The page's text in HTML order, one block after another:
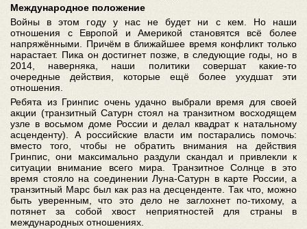
Международное положение
Войны в этом году у нас не будет ни с кем. Но наши
отношения с Европой и Америкой становятся всё более
напряжёнными. Причём в ближайшее время конфликт только
нарастает. Пика он достигнет позже, в следующие годы, но в
2014, наверняка, наши политики совершат какие-то
очередные действия, которые ещё более ухудшат эти
отношения.
Ребята из Гринпис очень удачно выбрали время для своей
акции (транзитный Сатурн стоял на транзитном восходящем
узле в восьмом доме России и делал квадрат к натальному
асценденту). А российские власти им постарались помочь:
вместо того, чтобы не обратить внимания на действия
Гринпис, они максимально раздули скандал и привлекли к
ситуации внимание всего мира. Транзитное Солнце в это
время стояло на соединении Луна-Сатурн в карте России, а
транзитный Марс был как раз на десценденте. Так что, можно
быть уверенным, что это дело не заглохнет по-тихому, а
потянет за собой хвост неприятностей для страны в
международных отношениях.